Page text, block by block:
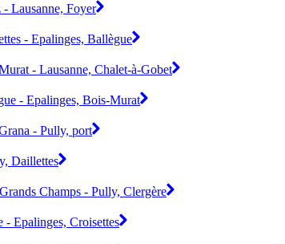
- Lausanne, Foyer
- Epalinges, Ballègue
- Lausanne, Chalet-à-Gobet
- Epalinges, Bois-Murat
- Pully, port
Daillettes
Champs - Pully, Clergère
- Epalinges, Croisettes